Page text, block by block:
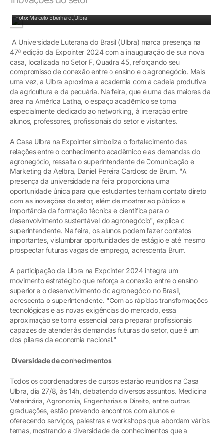
Foto: Marcelo Eberhardt/Ulbra
A Universidade Luterana do Brasil (Ulbra) marca presença na
47ª edição da Expointer 2024 com a inauguração de sua nova
casa, localizada no Setor F, Quadra 45, reforçando seu
compromisso de conexão entre o ensino e o agronegócio. Mais
uma vez, a Ulbra aproxima a academia com a cadeia produtiva
da agricultura e da pecuária. Na feira, que é uma das maiores da
área na América Latina, o espaço acadêmico se torna
especialmente dedicado ao networking, à interação entre
alunos, professores, profissionais do setor e visitantes.
A Casa Ulbra na Expointer simboliza o fortalecimento das
relações entre o conhecimento acadêmico e as demandas do
agronegócio, ressalta o superintendente de Comunicação e
Marketing da Aelbra, Daniel Pereira Cardoso de Brum. "A
presença da universidade na feira proporciona uma
oportunidade única para que estudantes tenham contato direto
com as inovações do setor, além de mostrar ao público a
importância da formação técnica e científica para o
desenvolvimento sustentável do agronegócio", explica o
superintendente. Na feira, os alunos podem fazer contatos
importantes, vislumbrar oportunidades de estágio e até mesmo
prospectar futuras vagas de emprego, acrescenta Brum.
A participação da Ulbra na Expointer 2024 integra um
movimento estratégico que reforça a conexão entre o ensino
superior e o desenvolvimento do agronegócio no Brasil,
acrescenta o superintendente. "Com as rápidas transformações
tecnológicas e as novas exigências do mercado, essa
aproximação se torna essencial para preparar profissionais
capazes de atender às demandas futuras do setor, que é um
dos pilares da economia nacional."
Diversidade de conhecimentos
Todos os coordenadores de cursos estarão reunidos na Casa
Ulbra, dia 27/8, às 14h, debatendo diversos assuntos. Medicina
Veterinária, Agronomia, Engenharias e Direito, entre outras
graduações, estão prevendo encontros com alunos e
oferecendo serviços, palestras e workshops que abordam vários
temas, mostrando a diversidade de conhecimentos que a